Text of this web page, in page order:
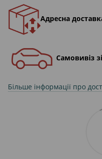
Адресна
Самовивіз
Більше інформації про